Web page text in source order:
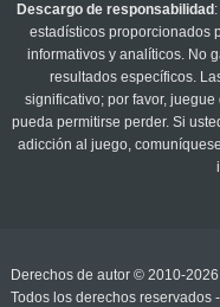
Descargo de responsabilidad
estadísticos proporcionados
informativos y analíticos. No
resultados específicos.
significativo; por favor,
pueda permitirse perder. Si
adicción al juego,
Derechos de autor © 2010-2026
Todos los derechos reservados